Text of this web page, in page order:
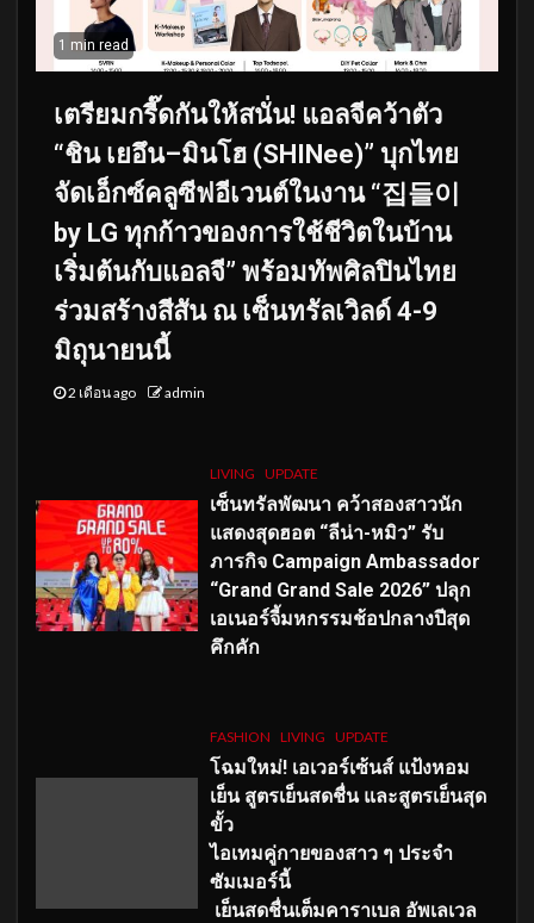
1 min read
เตรียมกรี๊ดกันให้สนั่น! แอลจีคว้าตัว
“ชิน เยอึน–มินโฮ (SHINee)” บุกไทย
จัดเอ็กซ์คลูซีฟอีเวนต์ในงาน “집들이
by LG ทุกก้าวของการใช้ชีวิตในบ้าน
เริ่มต้นกับแอลจี” พร้อมทัพศิลปินไทย
ร่วมสร้างสีสัน ณ เซ็นทรัลเวิลด์ 4-9
มิถุนายนนี้
2 เดือน ago admin
LIVING UPDATE
เซ็นทรัลพัฒนา คว้าสองสาวนัก
แสดงสุดฮอต “ลีน่า-หมิว” รับ
ภารกิจ Campaign Ambassador
“Grand Grand Sale 2026” ปลุก
เอเนอร์จี้มหกรรมช้อปกลางปีสุด
คึกคัก
FASHION LIVING UPDATE
โฉมใหม่! เอเวอร์เซ้นส์ แป้งหอม
เย็น สูตรเย็นสดชื่น และสูตรเย็นสุด
ขั้ว
ไอเทมคู่กายของสาว ๆ ประจำ
ซัมเมอร์นี้
เย็นสดชื่นเต็มคาราเบล อัพเลเวล